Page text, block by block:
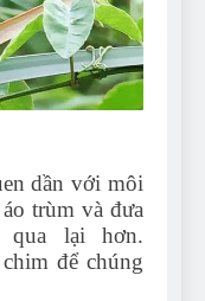
dần với môi
trùm và đưa
qua lại hơn.
để chúng